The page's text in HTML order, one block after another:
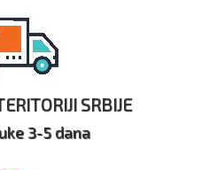
SRBIJE
3-5 dana